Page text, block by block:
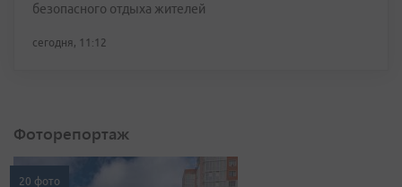
безопасного отдыха жителей
сегодня, 11:12
Фоторепортаж
20 фото